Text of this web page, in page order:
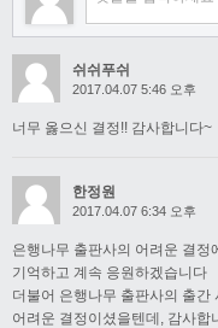
쉬쉬푸쉬
2017.04.07 5:46 오후
너무 옳으신 결정!! 감사합니다~
한정원
2017.04.07 6:34 오후
은행나무 출판사의 어려운 결정
기억하고 계속 응원하겠습니다
더불어 은행나무 출판사의 출
어려운 결정이셨을텐데, 감사합